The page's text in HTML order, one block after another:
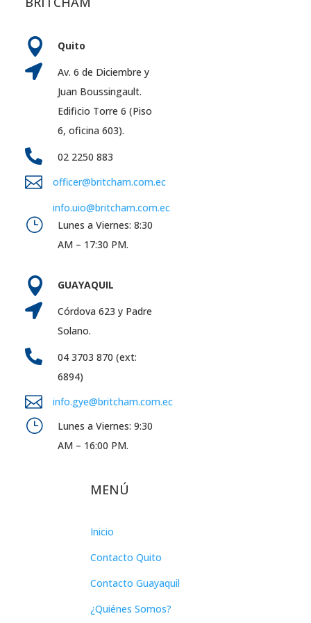
 Quito

Av. 6 de Diciembre y
Juan Boussingault.
Edificio Torre 6 (Piso
6, oficina 603).
 02 2250 883

officer@britcham.com.ec
info.uio@britcham.com.ec
}
Lunes a Viernes: 8:30
AM – 17:30 PM.
 GUAYAQUIL

Córdova 623 y Padre
Solano.

04 3703 870 (ext:
6894)
 info.gye@britcham.com.ec
}
Lunes a Viernes: 9:30
AM – 16:00 PM.
MENÚ
Inicio
Contacto Quito
Contacto Guayaquil
¿Quiénes Somos?